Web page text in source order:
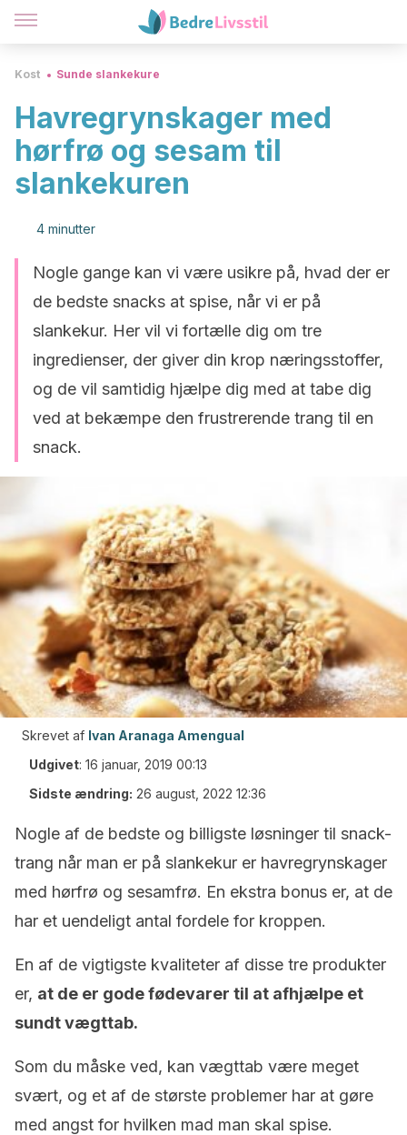
Kost Sunde slankekure
Havregrynskager med
hørfrø og sesam til
slankekuren
4 minutter
Nogle gange kan vi være usikre på, hvad der er
de bedste snacks at spise, når vi er på
slankekur. Her vil vi fortælle dig om tre
ingredienser, der giver din krop næringsstoffer,
og de vil samtidig hjælpe dig med at tabe dig
ved at bekæmpe den frustrerende trang til en
snack.
Skrevet af Ivan Aranaga Amengual
Udgivet: 16 januar, 2019 00:13
Sidste ændring: 26 august, 2022 12:36
Nogle af de bedste og billigste løsninger til snack-
trang når man er på slankekur er havregrynskager
med hørfrø og sesamfrø. En ekstra bonus er, at de
har et uendeligt antal fordele for kroppen.
En af de vigtigste kvaliteter af disse tre produkter
er, at de er gode fødevarer til at afhjælpe et
sundt vægttab.
Som du måske ved, kan vægttab være meget
svært, og et af de største problemer har at gøre
med angst for hvilken mad man skal spise.